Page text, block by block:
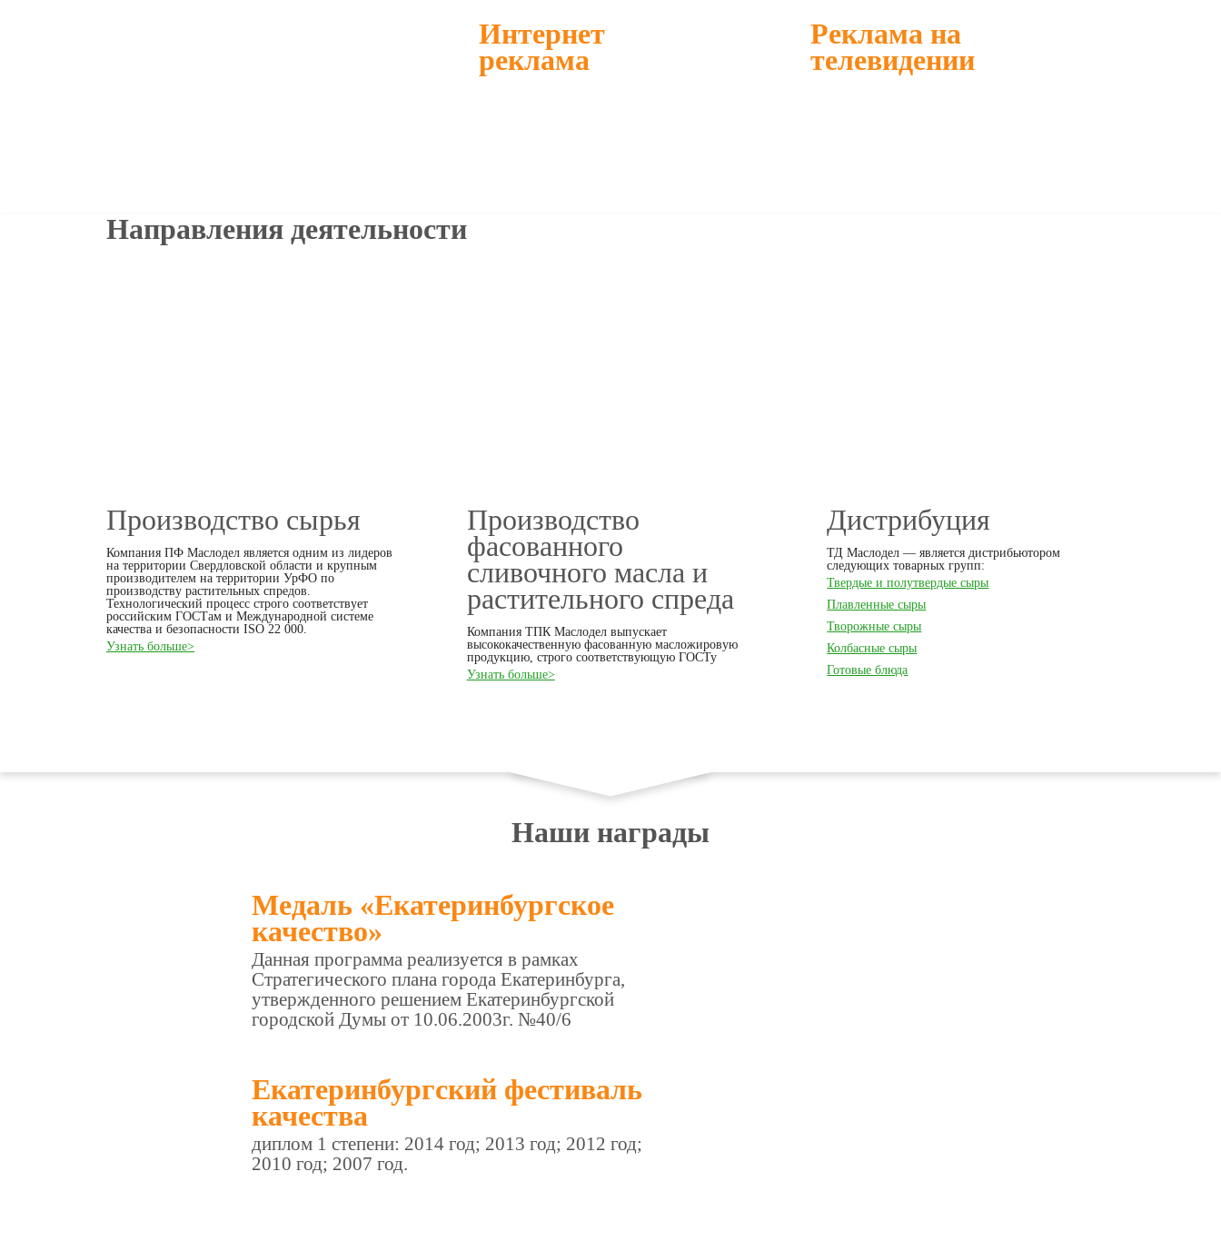
Интернет
реклама
Реклама на
телевидении
Направления деятельности
Производство сырья
Компания ПФ Маслодел является одним из лидеров
на территории Свердловской области и крупным
производителем на территории УрФО по
производству растительных спредов.
Технологический процесс строго соответствует
российским ГОСТам и Международной системе
качества и безопасности ISO 22 000.
Узнать больше>
Производство
фасованного
сливочного масла и
растительного спреда
Компания ТПК Маслодел выпускает
высококачественную фасованную масложировую
продукцию, строго соответствующую ГОСТу
Узнать больше>
Дистрибуция
ТД Маслодел — является дистрибьютором
следующих товарных групп:
Твердые и полутвердые сыры
Плавленные сыры
Творожные сыры
Колбасные сыры
Готовые блюда
Наши награды
Медаль «Екатеринбургское
качество»
Данная программа реализуется в рамках
Стратегического плана города Екатеринбурга,
утвержденного решением Екатеринбургской
городской Думы от 10.06.2003г. №40/6
Екатеринбургский фестиваль
качества
диплом 1 степени: 2014 год; 2013 год; 2012 год;
2010 год; 2007 год.